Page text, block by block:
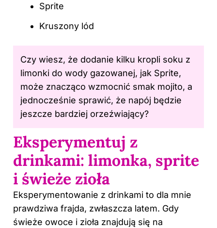
Sprite
Kruszony lód
Czy wiesz, że dodanie kilku kropli soku z
limonki do wody gazowanej, jak Sprite,
może znacząco wzmocnić smak mojito, a
jednocześnie sprawić, że napój będzie
jeszcze bardziej orzeźwiający?
Eksperymentuj z
drinkami: limonka, sprite
i świeże zioła
Eksperymentowanie z drinkami to dla mnie
prawdziwa frajda, zwłaszcza latem. Gdy
świeże owoce i zioła znajdują się na